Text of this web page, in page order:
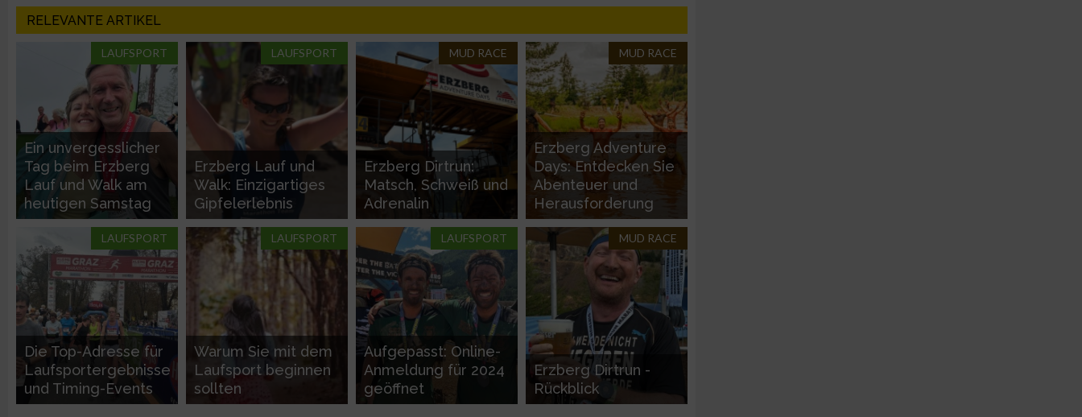
RELEVANTE ARTIKEL
LAUFSPORT
Ein unvergesslicher
Tag beim Erzberg
Lauf und Walk am
heutigen Samstag
LAUFSPORT
Erzberg Lauf und
Walk: Einzigartiges
Gipfelerlebnis
MUD RACE
Erzberg Dirtrun:
Matsch, Schweiß und
Adrenalin
MUD RACE
Erzberg Adventure
Days: Entdecken Sie
Abenteuer und
Herausforderung
LAUFSPORT
Die Top-Adresse für
Laufsportergebnisse
und Timing-Events
LAUFSPORT
Warum Sie mit dem
Laufsport beginnen
sollten
LAUFSPORT
Aufgepasst: Online-
Anmeldung für 2024
geöffnet
MUD RACE
Erzberg Dirtrun -
Rückblick
Erstellung von Profilen für personalisierte Werbung
Verwendung von Profilen zur Auswahl personalisierter Werbung
Erstellung von Profilen zur Personalisierung von Inhalten
Verwendung von Profilen zur Auswahl personalisierter Inhalte
Messung der Werbeleistung
Messung der Performance von Inhalten
Analyse von Zielgruppen durch Statistiken oder Kombinationen von Daten aus
verschiedenen Quellen
Entwicklung und Verbesserung der Angebote